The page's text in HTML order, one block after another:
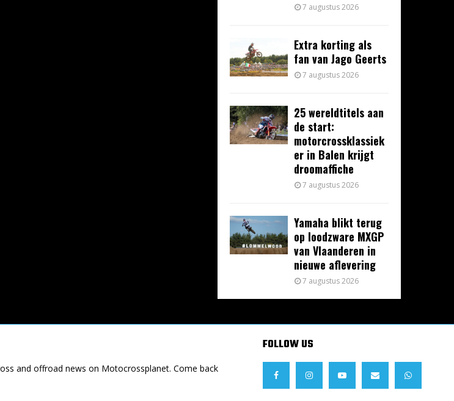
7 augustus 2026
Extra korting als
fan van Jago Geerts
7 augustus 2026
25 wereldtitels aan
de start:
motorcrossklassiek
er in Balen krijgt
droomaffiche
7 augustus 2026
Yamaha blikt terug
op loodzware MXGP
van Vlaanderen in
nieuwe aflevering
7 augustus 2026
and offroad news on Motocrossplanet. Come back
FOLLOW US